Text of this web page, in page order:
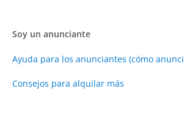
Soy un anunciante
Ayuda para los anunciantes (cómo
Consejos para alquilar más